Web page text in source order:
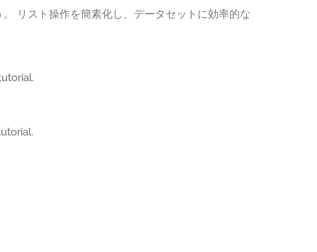
リスト操作を簡素化し、データセットに効率的な